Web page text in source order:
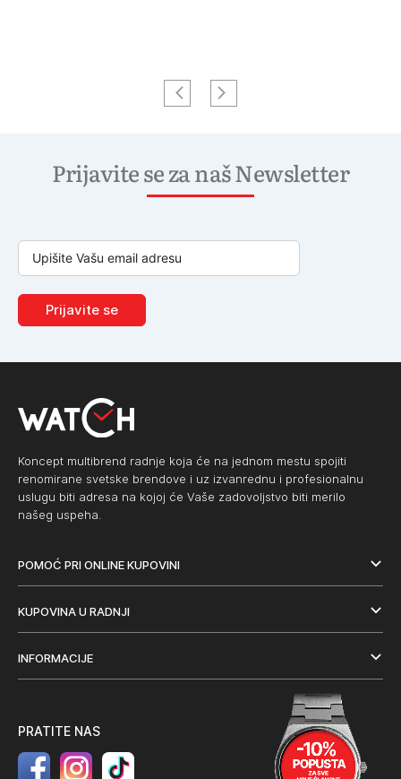
Prijavite se za naš Newsletter
Prijavite se
Koncept multibrend radnje koja će na jednom mestu spojiti
renomirane svetske brendove i uz izvanrednu i profesionalnu
uslugu biti adresa na kojoj će Vaše zadovoljstvo biti merilo
našeg uspeha.
POMOĆ PRI ONLINE KUPOVINI
KUPOVINA U RADNJI
INFORMACIJE
PRATITE NAS